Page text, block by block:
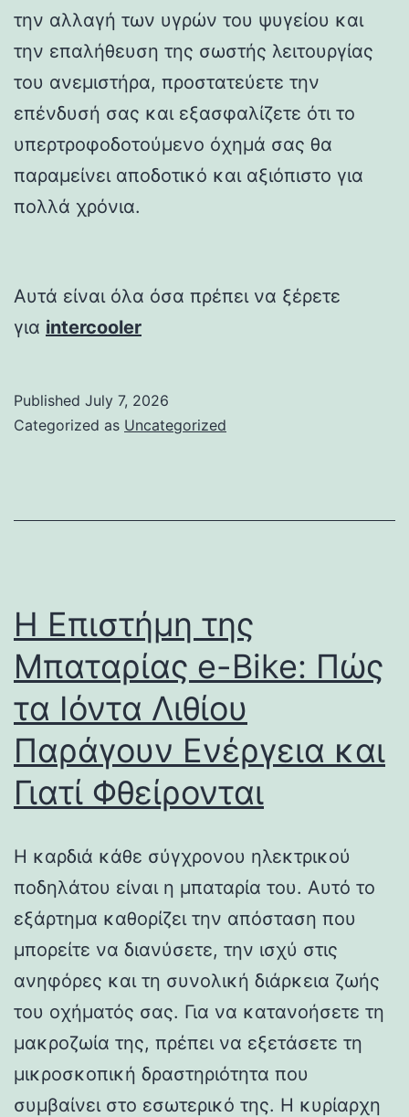
την αλλαγή των υγρών του ψυγείου και
την επαλήθευση της σωστής λειτουργίας
του ανεμιστήρα, προστατεύετε την
επένδυσή σας και εξασφαλίζετε ότι το
υπερτροφοδοτούμενο όχημά σας θα
παραμείνει αποδοτικό και αξιόπιστο για
πολλά χρόνια.
Αυτά είναι όλα όσα πρέπει να ξέρετε
για intercooler
Published July 7, 2026
Categorized as Uncategorized
Η Επιστήμη της
Μπαταρίας e-Bike: Πώς
τα Ιόντα Λιθίου
Παράγουν Ενέργεια και
Γιατί Φθείρονται
Η καρδιά κάθε σύγχρονου ηλεκτρικού
ποδηλάτου είναι η μπαταρία του. Αυτό το
εξάρτημα καθορίζει την απόσταση που
μπορείτε να διανύσετε, την ισχύ στις
ανηφόρες και τη συνολική διάρκεια ζωής
του οχήματός σας. Για να κατανοήσετε τη
μακροζωία της, πρέπει να εξετάσετε τη
μικροσκοπική δραστηριότητα που
συμβαίνει στο εσωτερικό της. Η κυρίαρχη